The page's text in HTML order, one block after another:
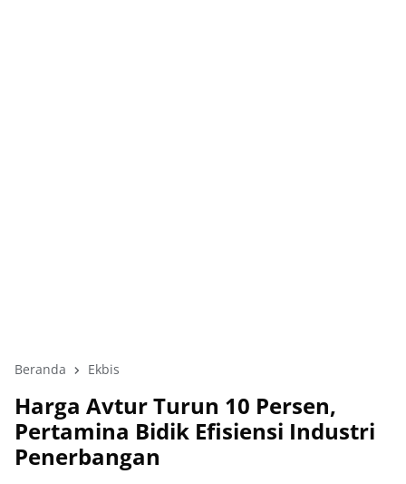
Beranda Ekbis
Harga Avtur Turun 10 Persen,
Pertamina Bidik Efisiensi Industri
Penerbangan